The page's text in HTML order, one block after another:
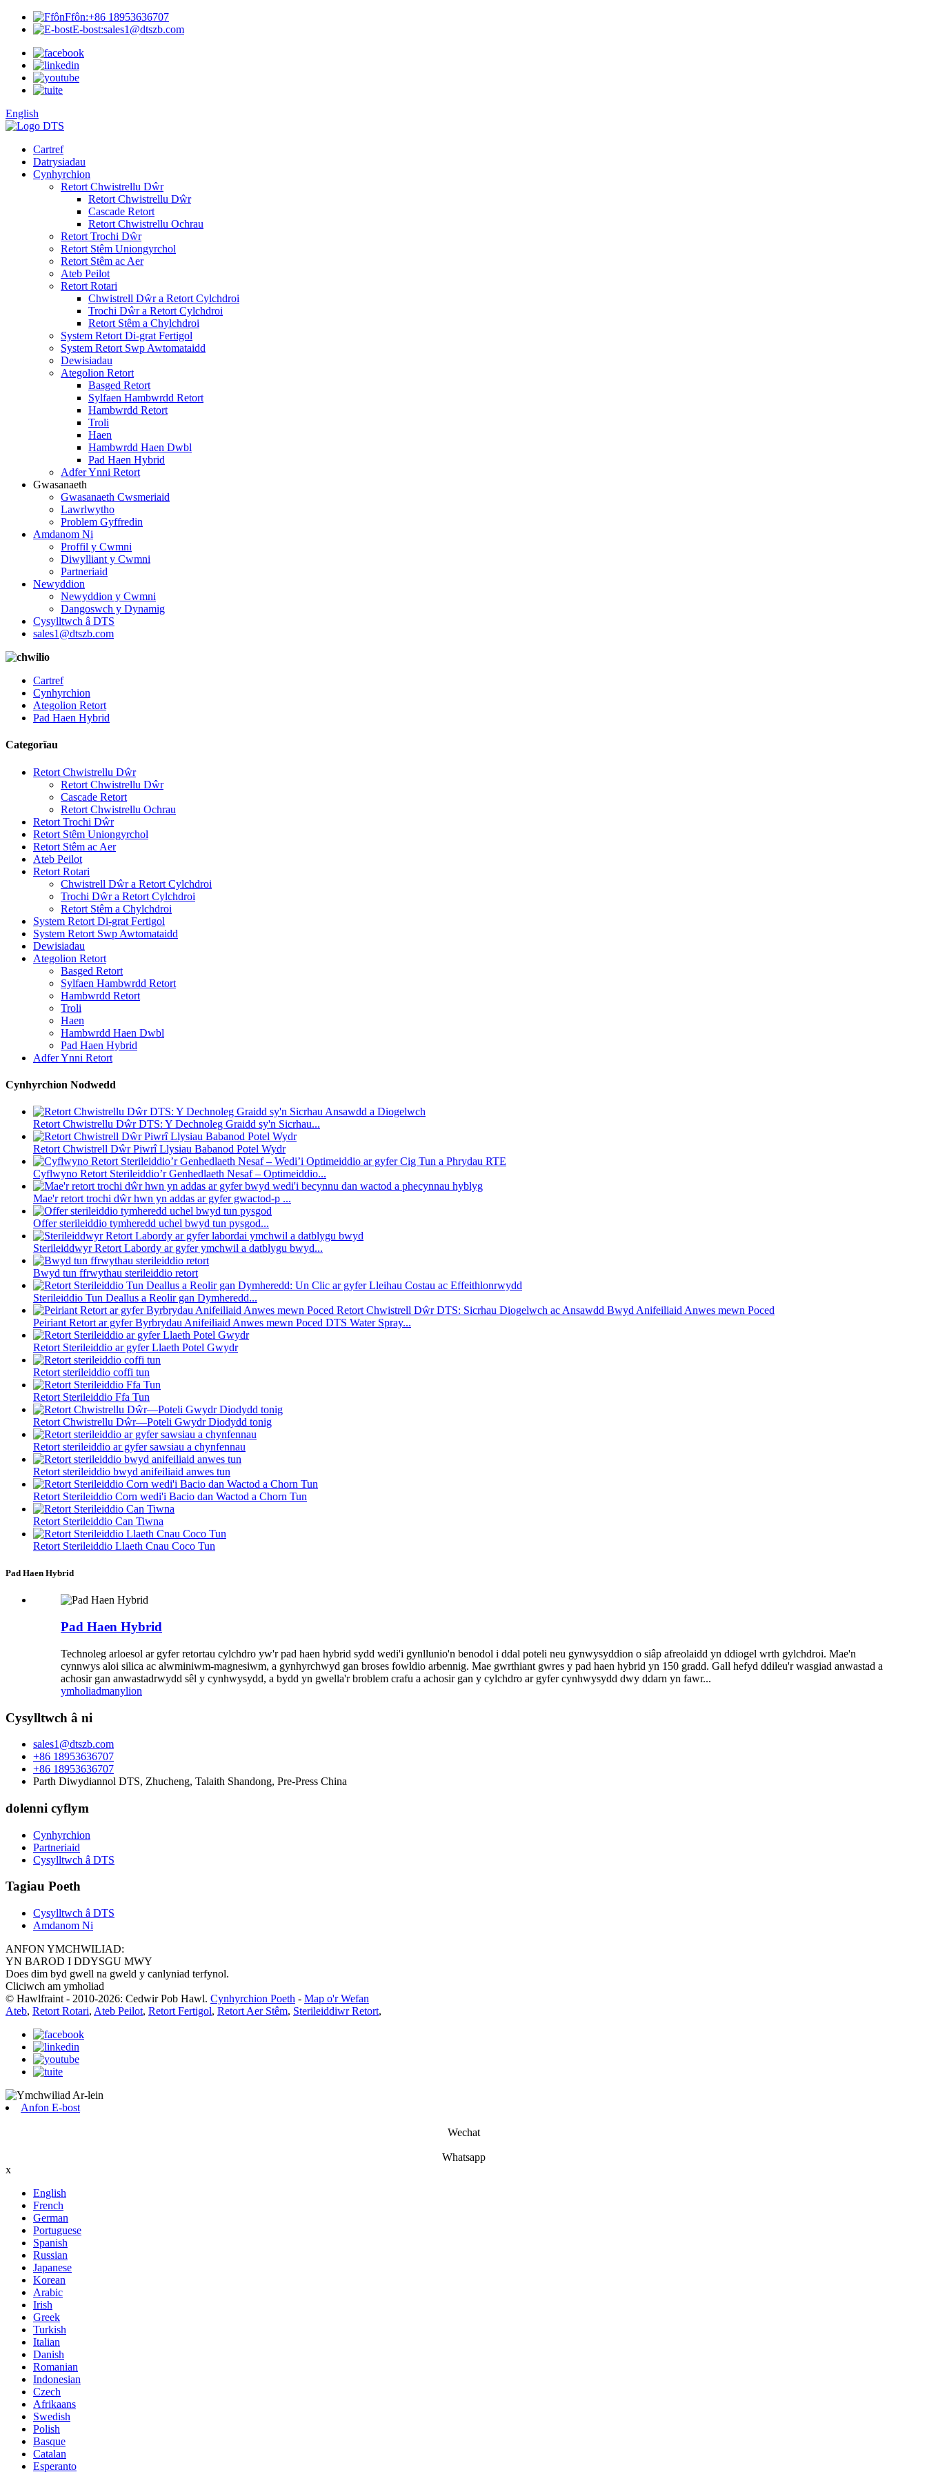
Ffôn:+86 18953636707
E-bost:sales1@dtszb.com
English
Cartref
Datrysiadau
Cynhyrchion
Retort Chwistrellu Dŵr
Retort Chwistrellu Dŵr
Cascade Retort
Retort Chwistrellu Ochrau
Retort Trochi Dŵr
Retort Stêm Uniongyrchol
Retort Stêm ac Aer
Ateb Peilot
Retort Rotari
Chwistrell Dŵr a Retort Cylchdroi
Trochi Dŵr a Retort Cylchdroi
Retort Stêm a Chylchdroi
System Retort Di-grat Fertigol
System Retort Swp Awtomataidd
Dewisiadau
Ategolion Retort
Basged Retort
Sylfaen Hambwrdd Retort
Hambwrdd Retort
Troli
Haen
Hambwrdd Haen Dwbl
Pad Haen Hybrid
Adfer Ynni Retort
Gwasanaeth
Gwasanaeth Cwsmeriaid
Lawrlwytho
Problem Gyffredin
Amdanom Ni
Proffil y Cwmni
Diwylliant y Cwmni
Partneriaid
Newyddion
Newyddion y Cwmni
Dangoswch y Dynamig
Cysylltwch â DTS
sales1@dtszb.com
Cartref
Cynhyrchion
Ategolion Retort
Pad Haen Hybrid
Categorïau
Retort Chwistrellu Dŵr
Retort Chwistrellu Dŵr
Cascade Retort
Retort Chwistrellu Ochrau
Retort Trochi Dŵr
Retort Stêm Uniongyrchol
Retort Stêm ac Aer
Ateb Peilot
Retort Rotari
Chwistrell Dŵr a Retort Cylchdroi
Trochi Dŵr a Retort Cylchdroi
Retort Stêm a Chylchdroi
System Retort Di-grat Fertigol
System Retort Swp Awtomataidd
Dewisiadau
Ategolion Retort
Basged Retort
Sylfaen Hambwrdd Retort
Hambwrdd Retort
Troli
Haen
Hambwrdd Haen Dwbl
Pad Haen Hybrid
Adfer Ynni Retort
Cynhyrchion Nodwedd
Retort Chwistrellu Dŵr DTS: Y Dechnoleg Graidd sy'n Sicrhau...
Retort Chwistrell Dŵr Piwrî Llysiau Babanod Potel Wydr
Cyflwyno Retort Sterileiddio’r Genhedlaeth Nesaf – Optimeiddio...
Mae'r retort trochi dŵr hwn yn addas ar gyfer gwactod-p ...
Offer sterileiddio tymheredd uchel bwyd tun pysgod...
Sterileiddwyr Retort Labordy ar gyfer ymchwil a datblygu bwyd...
Bwyd tun ffrwythau sterileiddio retort
Sterileiddio Tun Deallus a Reolir gan Dymheredd...
Peiriant Retort ar gyfer Byrbrydau Anifeiliaid Anwes mewn Poced DTS Water Spray...
Retort Sterileiddio ar gyfer Llaeth Potel Gwydr
Retort sterileiddio coffi tun
Retort Sterileiddio Ffa Tun
Retort Chwistrellu Dŵr—Poteli Gwydr Diodydd tonig
Retort sterileiddio ar gyfer sawsiau a chynfennau
Retort sterileiddio bwyd anifeiliaid anwes tun
Retort Sterileiddio Corn wedi'i Bacio dan Wactod a Chorn Tun
Retort Sterileiddio Can Tiwna
Retort Sterileiddio Llaeth Cnau Coco Tun
Pad Haen Hybrid
Pad Haen Hybrid
Technoleg arloesol ar gyfer retortau cylchdro yw'r pad haen hybrid sydd wedi'i gynllunio'n benodol i ddal poteli neu gynwysyddion o siâp afreolaidd yn ddiogel wrth gylchdroi. Mae'n
cynnwys aloi silica ac alwminiwm-magnesiwm, a gynhyrchwyd gan broses fowldio arbennig. Mae gwrthiant gwres y pad haen hybrid yn 150 gradd. Gall hefyd ddileu'r wasgiad anwastad a
achosir gan anwastadrwydd sêl y cynhwysydd, a bydd yn gwella'r broblem crafu a achosir gan y cylchdro ar gyfer cynhwysydd dwy ddarn yn fawr...
ymholiadmanylion
Cysylltwch â ni
sales1@dtszb.com
+86 18953636707
+86 18953636707
Parth Diwydiannol DTS, Zhucheng, Talaith Shandong, Pre-Press China
dolenni cyflym
Cynhyrchion
Partneriaid
Cysylltwch â DTS
Tagiau Poeth
Cysylltwch â DTS
Amdanom Ni
ANFON YMCHWILIAD:
YN BAROD I DDYSGU MWY
Does dim byd gwell na gweld y canlyniad terfynol.
Cliciwch am ymholiad
© Hawlfraint - 2010-2026: Cedwir Pob Hawl. Cynhyrchion Poeth - Map o'r Wefan
Ateb, Retort Rotari, Ateb Peilot, Retort Fertigol, Retort Aer Stêm, Sterileiddiwr Retort,
Anfon E-bost
Wechat
Whatsapp
x
English
French
German
Portuguese
Spanish
Russian
Japanese
Korean
Arabic
Irish
Greek
Turkish
Italian
Danish
Romanian
Indonesian
Czech
Afrikaans
Swedish
Polish
Basque
Catalan
Esperanto